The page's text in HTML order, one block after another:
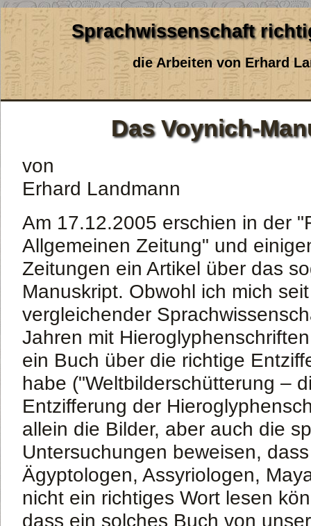
Sprachwissenschaft
die Arbeiten von Erhard
Das Voynich-
von
Erhard Landmann
Am 17.12.2005 erschien in der
Allgemeinen Zeitung" und
Zeitungen ein Artikel über das
Manuskript. Obwohl ich mich
vergleichender
Jahren mit
ein Buch über die richtige
habe ("Weltbilderschütterung –
Entzifferung der
allein die Bilder, aber auch die
Untersuchungen beweisen,
Ägyptologen, Assyriologen,
nicht ein richtiges Wort lesen
dass ein solches Buch von